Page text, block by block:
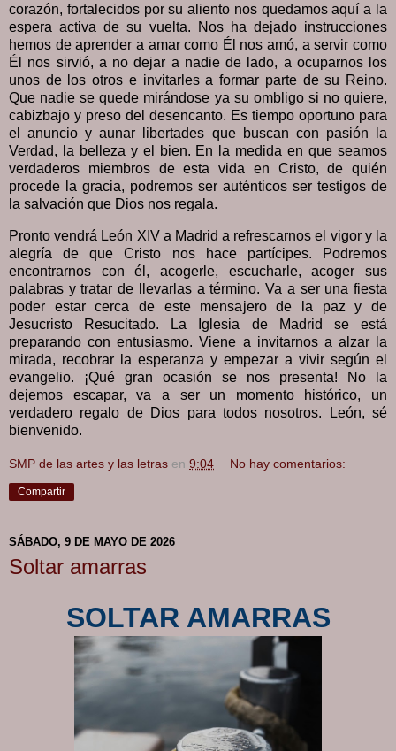
corazón, fortalecidos por su aliento nos quedamos aquí a la
espera activa de su vuelta. Nos ha dejado instrucciones
hemos de aprender a amar como Él nos amó, a servir como
Él nos sirvió, a no dejar a nadie de lado, a ocuparnos los
unos de los otros e invitarles a formar parte de su Reino.
Que nadie se quede mirándose ya su ombligo si no quiere,
cabizbajo y preso del desencanto. Es tiempo oportuno para
el anuncio y aunar libertades que buscan con pasión la
Verdad, la belleza y el bien. En la medida en que seamos
verdaderos miembros de esta vida en Cristo, de quién
procede la gracia, podremos ser auténticos ser testigos de
la salvación que Dios nos regala.
Pronto vendrá León XIV a Madrid a refrescarnos el vigor y la
alegría de que Cristo nos hace partícipes. Podremos
encontrarnos con él, acogerle, escucharle, acoger sus
palabras y tratar de llevarlas a término. Va a ser una fiesta
poder estar cerca de este mensajero de la paz y de
Jesucristo Resucitado. La Iglesia de Madrid se está
preparando con entusiasmo. Viene a invitarnos a alzar la
mirada, recobrar la esperanza y empezar a vivir según el
evangelio. ¡Qué gran ocasión se nos presenta! No la
dejemos escapar, va a ser un momento histórico, un
verdadero regalo de Dios para todos nosotros. León, sé
bienvenido.
SMP de las artes y las letras en 9:04 No hay comentarios:
Compartir
SÁBADO, 9 DE MAYO DE 2026
Soltar amarras
SOLTAR AMARRAS